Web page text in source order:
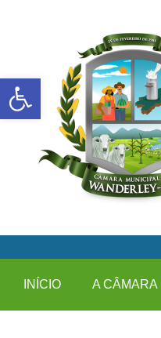
INÍCIO A CÂMARA
Abrir a barra